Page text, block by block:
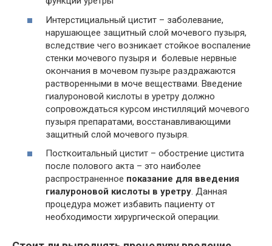
Интерстициальный цистит – заболевание,
нарушающее защитный слой мочевого пузыря,
вследствие чего возникает стойкое воспаление
стенки мочевого пузыря и болевые нервные
окончания в мочевом пузыре раздражаются
растворенными в моче веществами. Введение
гиалуроновой кислоты в уретру должно
сопровождаться курсом инстилляций мочевого
пузыря препаратами, восстанавливающими
защитный слой мочевого пузыря.
Посткоитальный цистит – обострение цистита
после полового акта – это наиболее
распространенное показание для введения
гиалуроновой кислоты в уретру. Данная
процедура может избавить пациенту от
необходимости хирургической операции.